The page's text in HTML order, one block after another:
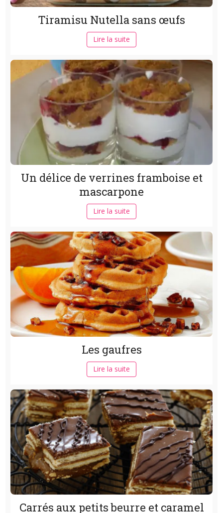
Tiramisu Nutella sans œufs
Lire la suite
Un délice de verrines framboise et
mascarpone
Lire la suite
Les gaufres
Lire la suite
Carrés aux petits beurre et caramel